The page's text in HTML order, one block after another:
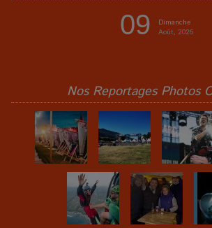
09
Dimanche
Août, 2026
Nos Reportages Photos